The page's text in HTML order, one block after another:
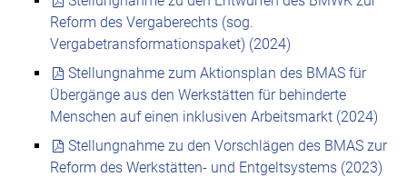
Reform des Vergaberechts (sog.
Vergabetransformationspaket) (2024)
Stellungnahme zum Aktionsplan des BMAS für
Übergänge aus den Werkstätten für behinderte
Menschen auf einen inklusiven Arbeitsmarkt (2024)
Stellungnahme zu den Vorschlägen des BMAS zur
Reform des Werkstätten- und Entgeltsystems (2023)